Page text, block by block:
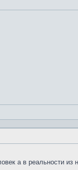
а в реальности